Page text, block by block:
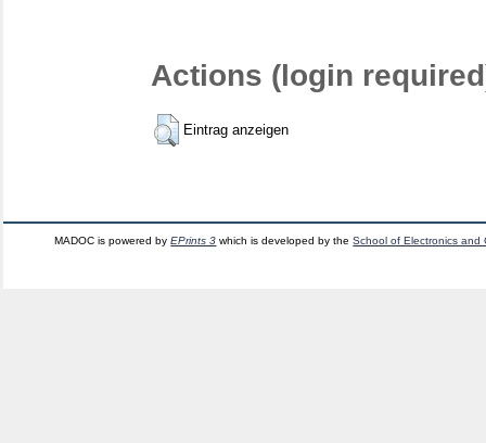
Actions (login
Eintrag anzeigen
MADOC is powered byEPrints 3 which is developed by theSchool of Electronics and